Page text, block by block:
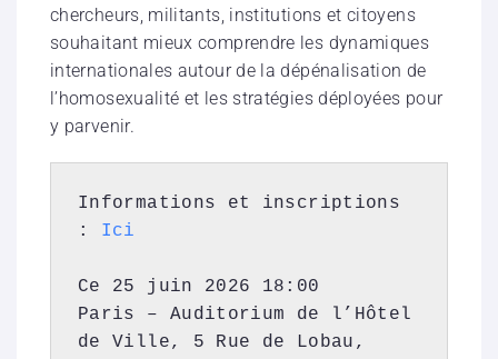
chercheurs, militants, institutions et citoyens
souhaitant mieux comprendre les dynamiques
internationales autour de la dépénalisation de
l’homosexualité et les stratégies déployées pour
y parvenir.
Informations et inscriptions
: Ici
Ce 25 juin 2026 18:00
Paris – Auditorium de l’Hôtel
de Ville, 5 Rue de Lobau,